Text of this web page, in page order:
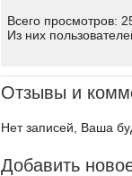
Всего просмотров:
Из них
Отзывы и
Нет записей, Ваша
Добавить